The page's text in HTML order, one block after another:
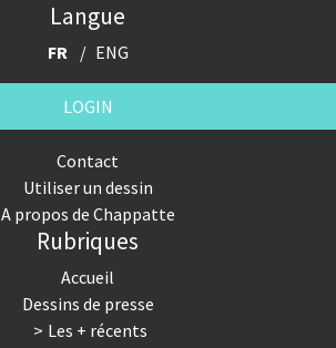
Langue
FR ENG
LOGIN
Contact
Utiliser un dessin
A propos de Chappatte
Rubriques
Accueil
Dessins de presse
Les + récents